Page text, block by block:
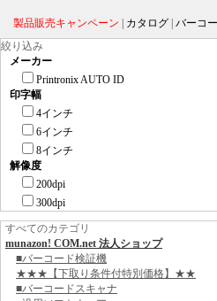
製品販売キャンペーン カタログ バーコ
絞り込み
メーカー
Printronix AUTO ID
印字幅
4インチ
6インチ
8インチ
解像度
200dpi
300dpi
すべてのカテゴリ
munazon! COM.net 法人ショップ
■バーコード検証機
★★★【下取り条件付特別価格】★★
■バーコードスキャナ